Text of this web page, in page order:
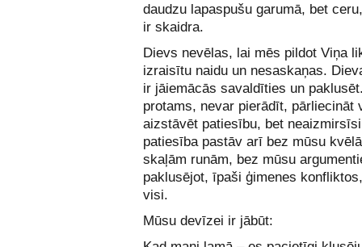
daudzu lapaspušu garumā, bet
ir skaidra.
Dievs nevēlas, lai mēs pildot Viņa
izraisītu naidu un nesaskaņas.
ir jāiemācās savaldīties un
protams, nevar pierādīt, pārliecināt
aizstāvēt patiesību, bet
patiesība pastāv arī bez mūsu
skaļām runām, bez mūsu
paklusējot, īpaši ģimenes
visi.
Mūsu devīzei ir jābūt: